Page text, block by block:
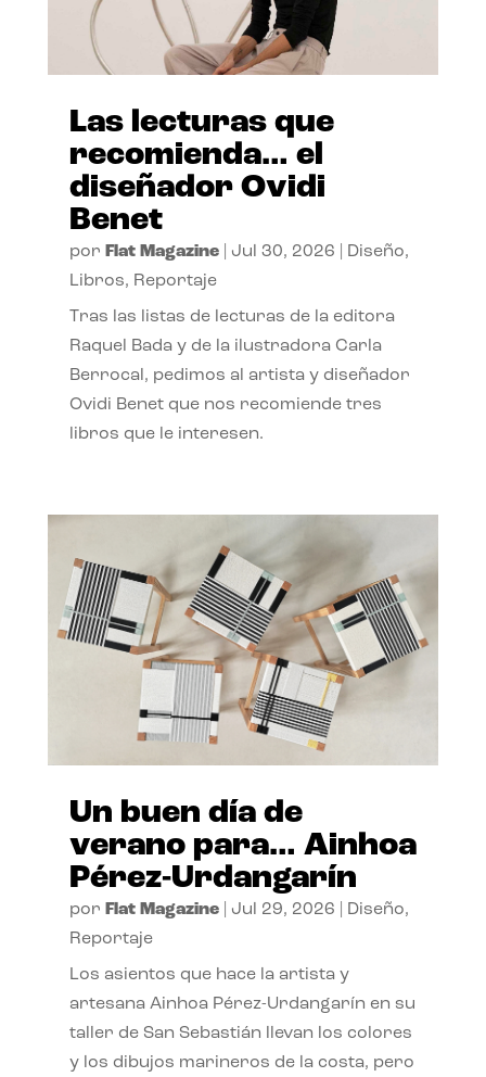
Las lecturas que
recomienda… el
diseñador Ovidi
Benet
por Flat Magazine| Jul 30, 2026 Diseño,
Libros, Reportaje
Tras las listas de lecturas de la editora
Raquel Bada y de la ilustradora Carla
Berrocal, pedimos al artista y diseñador
Ovidi Benet que nos recomiende tres
libros que le interesen.
Un buen día de
verano para… Ainhoa
Pérez-Urdangarín
por Flat Magazine| Jul 29, 2026 Diseño,
Reportaje
Los asientos que hace la artista y
artesana Ainhoa Pérez-Urdangarín en su
taller de San Sebastián llevan los colores
y los dibujos marineros de la costa, pero